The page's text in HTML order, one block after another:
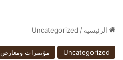
الرئيسية /
Uncategorized
Uncategorized مؤتمرات ومعارض